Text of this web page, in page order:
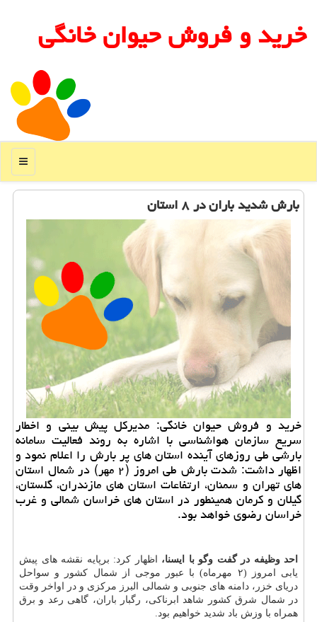
خرید و فروش حیوان خانگی
منو
بارش شدید باران در ۸ استان
خرید و فروش حیوان خانگی: مدیركل پیش بینی و اخطار
سریع سازمان هواشناسی با اشاره به روند فعالیت سامانه
بارشی طی روزهای آینده استان های پر بارش را اعلام نمود و
اظهار داشت: شدت بارش طی امروز (۲ مهر) در شمال استان
های تهران و سمنان، ارتفاعات استان های مازندران، گلستان،
گیلان و كرمان همینطور در استان های خراسان شمالی و غرب
خراسان رضوی خواهد بود.
احد وظیفه در گفت وگو با ایسنا، اظهار كرد: برپایه نقشه های پیش
یابی امروز (۲ مهرماه) با عبور موجی از شمال كشور و سواحل
دریای خزر، دامنه های جنوبی و شمالی البرز مركزی و در اواخر وقت
در شمال شرق كشور شاهد ابرناكی، رگبار باران، گاهی رعد و برق
همراه با وزش باد شدید خواهیم بود.